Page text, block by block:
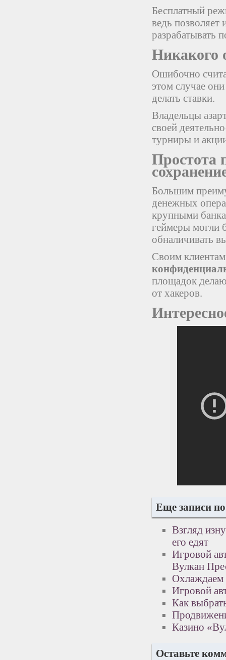
Бесплатный
ведь позволяет
разрабатывать
Никакого
Ошибочно
этом случае
делать ставки.
Владельцы
своей
турниры и
Простота
Большим
денежных
крупными
геймеры могли
обналичивать
Своим
площадок
от хакеров.
Еще записи
Взгляд
его едят
Игровой
Вулкан
Охлаждаем
Игровой
Как
Казино
Оставьте